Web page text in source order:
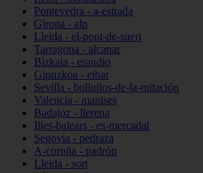
Pontevedra - a-estrada
Girona - alp
Lleida - el-pont-de-suert
Tarragona - alcanar
Bizkaia - erandio
Gipuzkoa - eibar
Sevilla - bollullos-de-la-mitación
Valencia - manises
Badajoz - llerena
Illes-balears - es-mercadal
Segovia - pedraza
A-coruña - padrón
Lleida - sort